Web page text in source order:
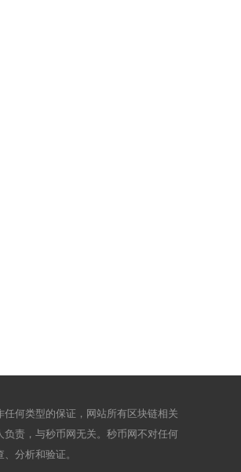
何类型的保证，网站所有区块链相关
责，与秒币网无关。秒币网不对任何
分析和验证。